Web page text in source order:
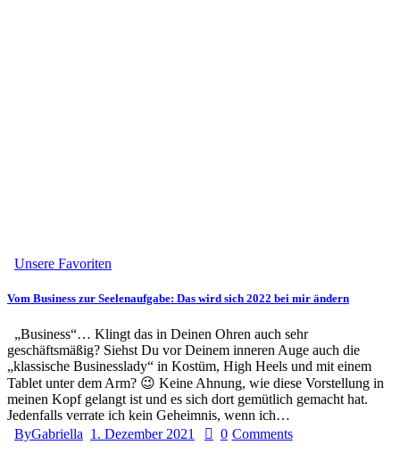
Unsere Favoriten
Vom Business zur Seelenaufgabe: Das wird sich 2022 bei mir ändern
„Business“… Klingt das in Deinen Ohren auch sehr
geschäftsmäßig? Siehst Du vor Deinem inneren Auge auch die
„klassische Businesslady“ in Kostüm, High Heels und mit einem
Tablet unter dem Arm? 😉 Keine Ahnung, wie diese Vorstellung in
meinen Kopf gelangt ist und es sich dort gemütlich gemacht hat.
Jedenfalls verrate ich kein Geheimnis, wenn ich…
ByGabriella 1. Dezember 2021 0 Comments